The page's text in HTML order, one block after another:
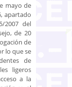
mayo de
apartado
2007 del
de 20
de
lo que se
de
ligeros
a la